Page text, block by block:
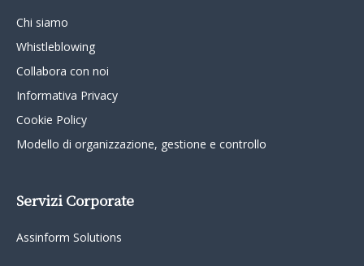
Chi siamo
Whistleblowing
Collabora con noi
Informativa Privacy
Cookie Policy
Modello di organizzazione, gestione e controllo
Servizi Corporate
Assinform Solutions